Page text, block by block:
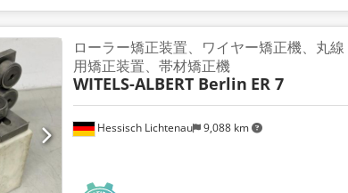
Hessisch Lichtenau 9,088 km
ローラー矯正装置、ワイヤー矯正機、丸線
用矯正装置、帯材矯正機
WITELS-ALBERT Berlin ER 7